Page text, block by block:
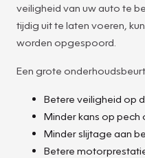
veiligheid van uw auto te
tijdig uit te laten voeren,
worden opgespoord.
Een grote
Betere veiligheid op
Minder kans op pech
Minder slijtage aan
Betere